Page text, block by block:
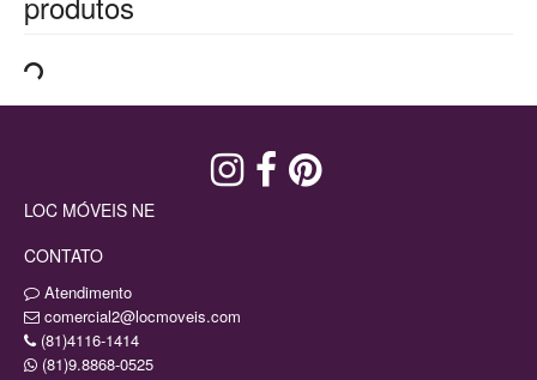
LOC MÓVEIS NE
CONTATO
Atendimento
comercial2@locmoveis.com
(81)4116-1414
(81)9.8868-0525